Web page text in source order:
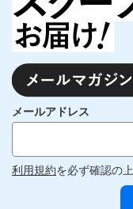
メールアドレス
利用規約を必ず確認の